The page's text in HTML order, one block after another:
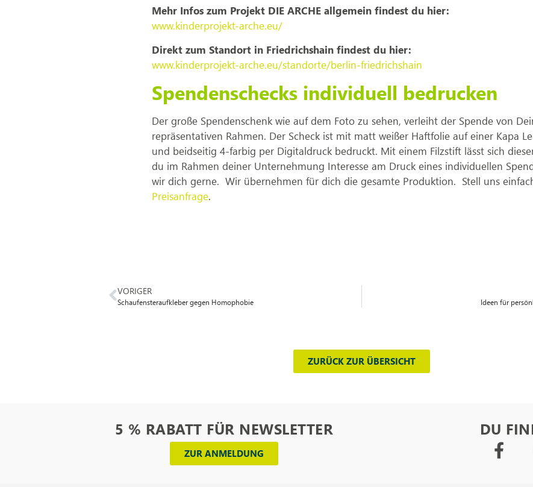
Mehr Infos zum Projekt DIE ARCHE allgemein findest du hier:
www.kinderprojekt-arche.eu/
Direkt zum Standort in Friedrichshain findest du hier:
www.kinderprojekt-arche.eu/standorte/berlin-friedrichshain
Spendenschecks individuell bedrucken
Der große Spendenschenk wie auf dem Foto zu sehen, verleiht der Spende von
repräsentativen Rahmen. Der Scheck ist mit matt weißer Haftfolie auf einer Kapa
und beidseitig 4-farbig per Digitaldruck bedruckt. Mit einem Filzstift lässt sich
du im Rahmen deiner Unternehmung Interesse am Druck eines individuellen
wir dich gerne. Wir übernehmen für dich die gesamte Produktion. Stell uns
Preisanfrage.
VORIGER
Schaufensteraufkleber gegen Homophobie Ideen für
ZURÜCK ZUR ÜBERSICHT
5 % RABATT FÜR NEWSLETTER
ZUR ANMELDUNG
DU